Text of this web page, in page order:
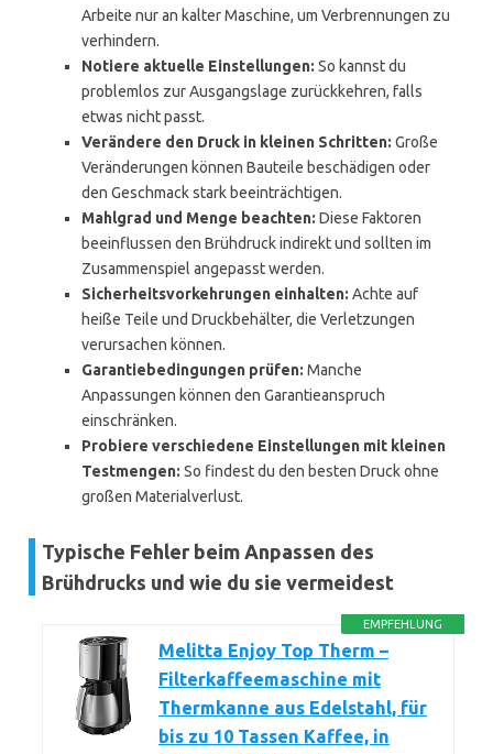
Arbeite nur an kalter Maschine, um Verbrennungen zu
verhindern.
Notiere aktuelle Einstellungen: So kannst du
problemlos zur Ausgangslage zurückkehren, falls
etwas nicht passt.
Verändere den Druck in kleinen Schritten: Große
Veränderungen können Bauteile beschädigen oder
den Geschmack stark beeinträchtigen.
Mahlgrad und Menge beachten: Diese Faktoren
beeinflussen den Brühdruck indirekt und sollten im
Zusammenspiel angepasst werden.
Sicherheitsvorkehrungen einhalten: Achte auf
heiße Teile und Druckbehälter, die Verletzungen
verursachen können.
Garantiebedingungen prüfen: Manche
Anpassungen können den Garantieanspruch
einschränken.
Probiere verschiedene Einstellungen mit kleinen
Testmengen: So findest du den besten Druck ohne
großen Materialverlust.
Typische Fehler beim Anpassen des
Brühdrucks und wie du sie vermeidest
EMPFEHLUNG
Melitta Enjoy Top Therm –
Filterkaffeemaschine mit
Thermkanne aus Edelstahl, für
bis zu 10 Tassen Kaffee, in